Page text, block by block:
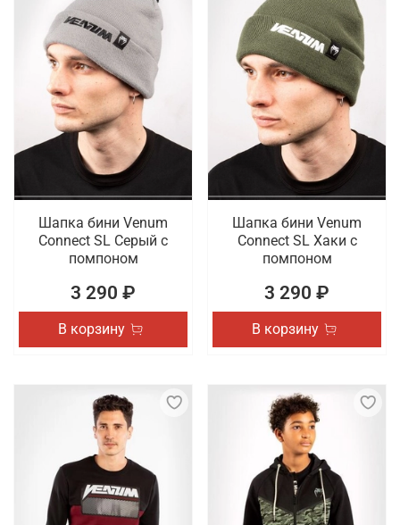
Шапка бини Venum
Connect SL Серый с
помпоном
3 290 ₽
В корзину
Шапка бини Venum
Connect SL Хаки с
помпоном
3 290 ₽
В корзину